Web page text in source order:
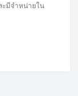
มีจำหน่ายใน